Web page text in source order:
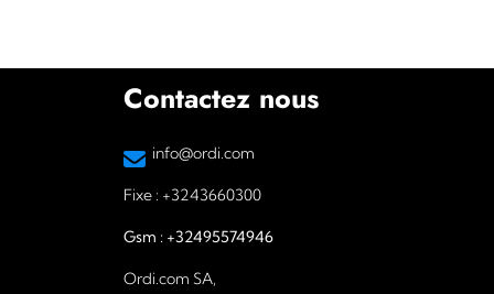
Contactez nous
info@ordi.com
Fixe : +3243660300
Gsm : +32495574946
Ordi.com SA,